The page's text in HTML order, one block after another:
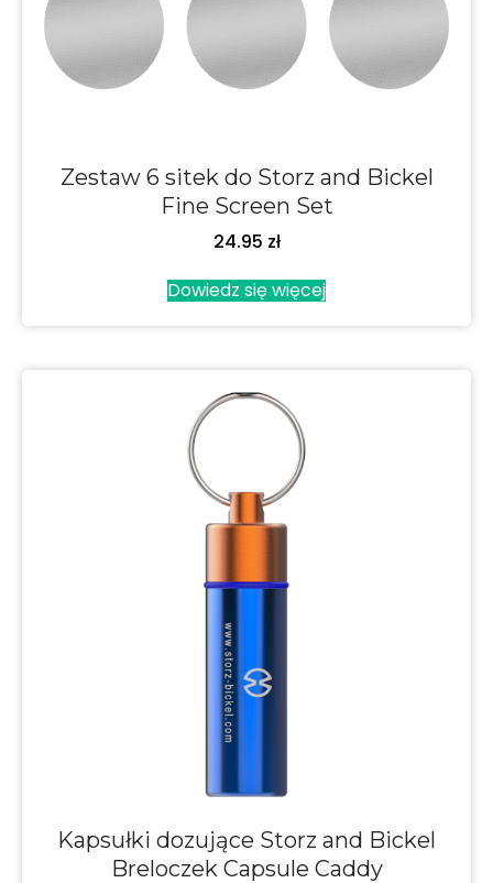
Zestaw 6 sitek do Storz and Bickel
Fine Screen Set
24.95 zł
Dowiedz się więcej
Kapsułki dozujące Storz and Bickel
Breloczek Capsule Caddy